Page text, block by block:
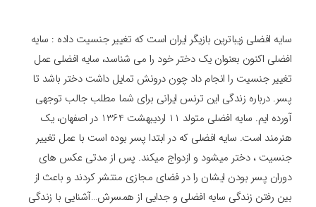
سایه افضلی زیباترین بازیگر ایران است که تغییر جنسیت داده : سایه
افضلی اکنون بعنوان یک دختر خود را می شناسد، سایه افضلی عمل
تغییر جنسیت را انجام داد چون درونش تمایل داشت دختر باشد تا
پسر. درباره زندگی این ترنس ایرانی برای شما مطلب جالب توجهی
آورده ایم. سایه افضلی متولد 11 اردیبهشت 1364 در اصفهان، یک
هنرمند است. سایه افضلی که در ابتدا پسر بوده است با عمل تغییر
جنسیت ، دختر میشود و ازدواج میکند. پس از مدتی عکس های
دوران پسر بودن ایشان را در فضای مجازی منتشر کردند و باعث از
بین رفتن زندگی سایه افضلی و جدایی از همسرش…آشنایی با زندگی